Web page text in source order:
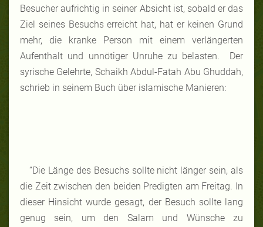
Besucher aufrichtig in seiner Absicht ist, sobald er das
Ziel seines Besuchs erreicht hat, hat er keinen Grund
mehr, die kranke Person mit einem verlängerten
Aufenthalt und unnötiger Unruhe zu belasten. Der
syrische Gelehrte, Schaikh Abdul-Fatah Abu Ghuddah,
schrieb in seinem Buch über islamische Manieren:
“Die Länge des Besuchs sollte nicht länger sein, als
die Zeit zwischen den beiden Predigten am Freitag. In
dieser Hinsicht wurde gesagt, der Besuch sollte lang
genug sein, um den Salam und Wünsche zu